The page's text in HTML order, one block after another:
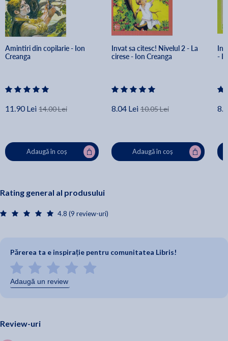
Amintiri din copilarie - Ion
Creanga
11.90 Lei 14.00 Lei
Adaugă în coș
Invat sa citesc! Nivelul 2 - La
cirese - Ion Creanga
8.04 Lei 10.05 Lei
Adaugă în coș
-
Rating general al produsului
4.8 (9 review-uri)
Părerea ta e inspirație pentru comunitatea Libris!
Adaugă un review
Review-uri